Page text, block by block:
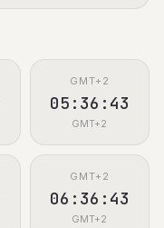
GMT+2
05:36:44
GMT+2
GMT+2
06:36:44
GMT+2